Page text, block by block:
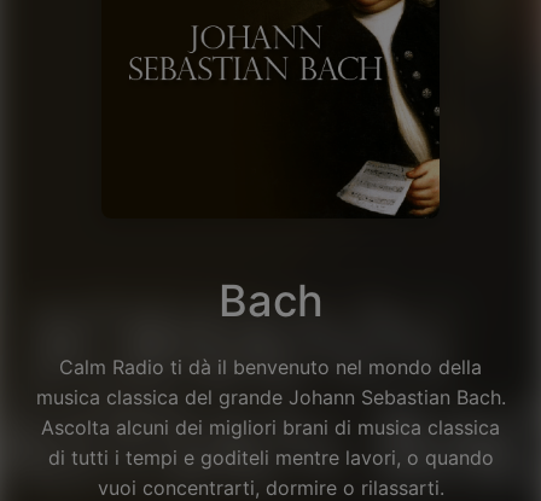
Bach
Calm Radio ti dà il benvenuto nel mondo della
musica classica del grande Johann Sebastian Bach.
Ascolta alcuni dei migliori brani di musica classica
di tutti i tempi e goditeli mentre lavori, o quando
vuoi concentrarti, dormire o rilassarti.